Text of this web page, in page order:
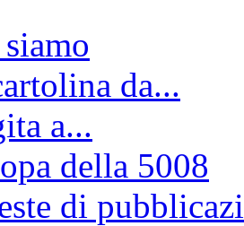
da...
a...
della 5008
di